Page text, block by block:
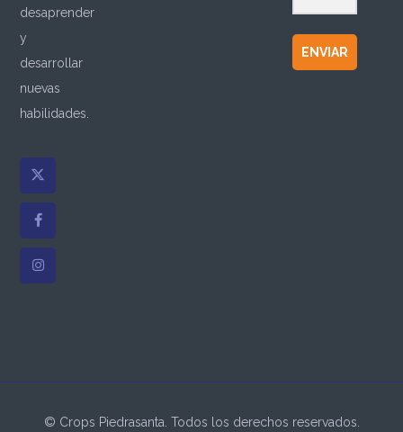
desaprender
y
desarrollar
nuevas
habilidades.
ENVIAR
© Crops Piedrasanta. Todos los derechos reservados.